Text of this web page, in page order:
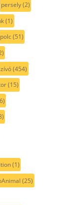
persely(2)
(1)
polc(51)
(454)
(15)
(1)
(25)